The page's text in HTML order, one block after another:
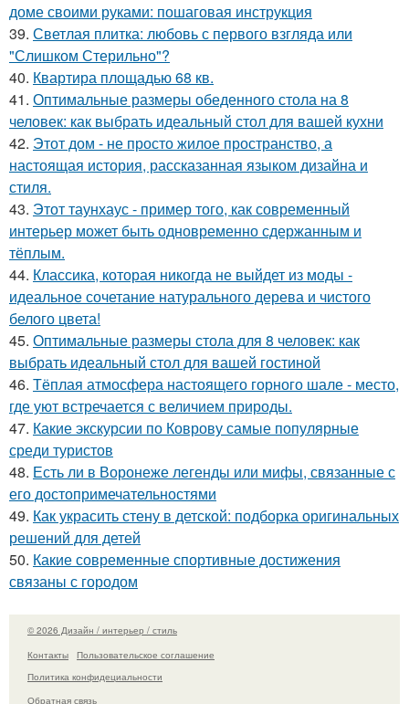
доме своими руками: пошаговая инструкция
39. Светлая плитка: любовь с первого взгляда или
"Слишком Стерильно"?
40. Квартира площадью 68 кв.
41. Оптимальные размеры обеденного стола на 8
человек: как выбрать идеальный стол для вашей кухни
42. Этот дом - не просто жилое пространство, а
настоящая история, рассказанная языком дизайна и
стиля.
43. Этот таунхаус - пример того, как современный
интерьер может быть одновременно сдержанным и
тёплым.
44. Классика, которая никогда не выйдет из моды -
идеальное сочетание натурального дерева и чистого
белого цвета!
45. Оптимальные размеры стола для 8 человек: как
выбрать идеальный стол для вашей гостиной
46. Тёплая атмосфера настоящего горного шале - место,
где уют встречается с величием природы.
47. Какие экскурсии по Коврову самые популярные
среди туристов
48. Есть ли в Воронеже легенды или мифы, связанные с
его достопримечательностями
49. Как украсить стену в детской: подборка оригинальных
решений для детей
50. Какие современные спортивные достижения
связаны с городом
© 2026 Дизайн / интерьер / стиль
Контакты
Пользовательское соглашение
Политика конфидециальности
Обратная связь